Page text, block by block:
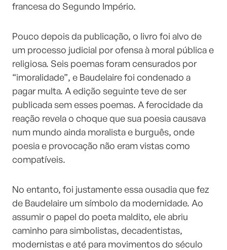
francesa do Segundo Império.
Pouco depois da publicação, o livro foi alvo de
um processo judicial por ofensa à moral pública e
religiosa. Seis poemas foram censurados por
“imoralidade”, e Baudelaire foi condenado a
pagar multa. A edição seguinte teve de ser
publicada sem esses poemas. A ferocidade da
reação revela o choque que sua poesia causava
num mundo ainda moralista e burguês, onde
poesia e provocação não eram vistas como
compatíveis.
No entanto, foi justamente essa ousadia que fez
de Baudelaire um símbolo da modernidade. Ao
assumir o papel do poeta maldito, ele abriu
caminho para simbolistas, decadentistas,
modernistas e até para movimentos do século